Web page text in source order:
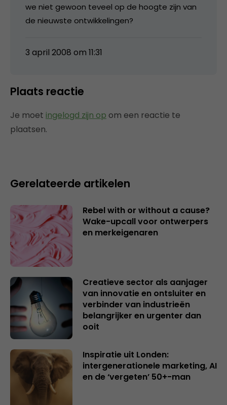
we niet gewoon teveel op de hoogte zijn van
de nieuwste ontwikkelingen?
3 april 2008 om 11:31
Plaats reactie
Je moet ingelogd zijn op om een reactie te
plaatsen.
Gerelateerde artikelen
Rebel with or without a cause?
Wake-upcall voor ontwerpers
en merkeigenaren
Creatieve sector als aanjager
van innovatie en ontsluiter en
verbinder van industrieën
belangrijker en urgenter dan
ooit
Inspiratie uit Londen:
intergenerationele marketing, AI
en de ‘vergeten’ 50+-man